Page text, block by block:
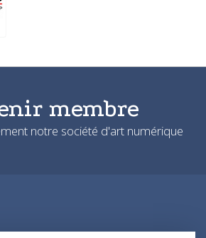
membre
notre société d'art numérique